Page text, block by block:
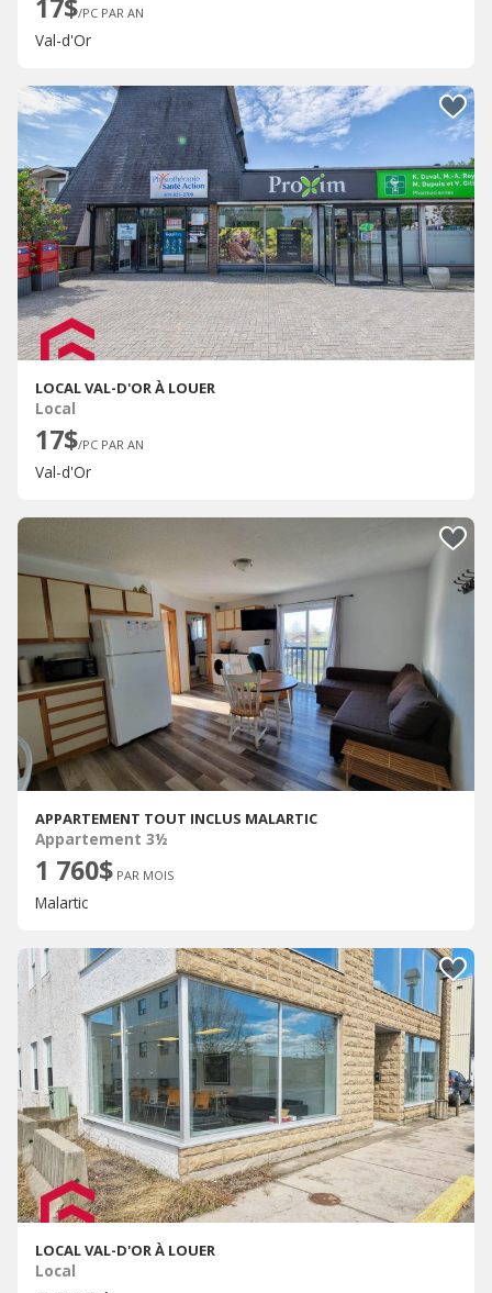
17$/PC PAR AN
Val-d'Or
LOCAL VAL-D'OR À LOUER
Local
17$/PC PAR AN
Val-d'Or
APPARTEMENT TOUT INCLUS MALARTIC
Appartement 3½
1 760$ PAR MOIS
Malartic
LOCAL VAL-D'OR À LOUER
Local